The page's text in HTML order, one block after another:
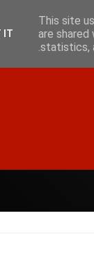
This site
are
statistics,
IT